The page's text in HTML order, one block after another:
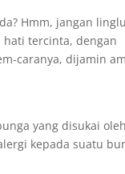
Hmm, jangan
tercinta, dengan
caranya, dijamin
yang disukai oleh
kepada suatu